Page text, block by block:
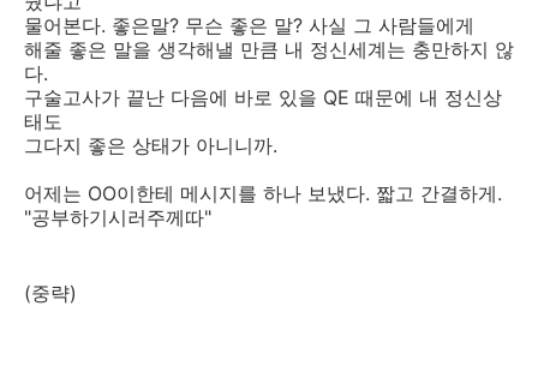
물어본다. 좋은말? 무슨 좋은 말? 사실 그 사람들에게
해줄 좋은 말을 생각해낼 만큼 내 정신세계는 충만하지 않
다.
구술고사가 끝난 다음에 바로 있을 QE 때문에 내 정신상
태도
그다지 좋은 상태가 아니니까.
어제는 OO이한테 메시지를 하나 보냈다. 짧고 간결하게.
"공부하기시러주께따"
(중략)